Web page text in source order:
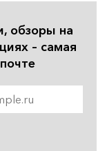
обзоры на
– самая